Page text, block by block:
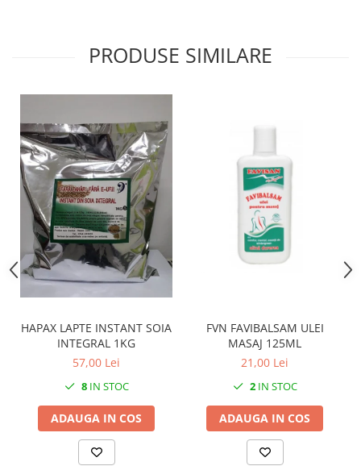
PRODUSE SIMILARE
HAPAX LAPTE INSTANT SOIA
INTEGRAL 1KG
57,00 Lei
8IN STOC
ADAUGA IN COS
FVN FAVIBALSAM ULEI
MASAJ 125ML
21,00 Lei
2IN STOC
ADAUGA IN COS